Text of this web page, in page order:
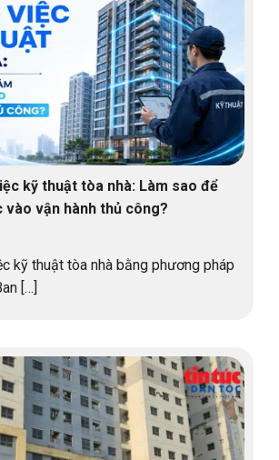
kỹ thuật tòa nhà: Làm sao để
vào vận hành thủ công?
kỹ thuật tòa nhà bằng phương pháp
[…]